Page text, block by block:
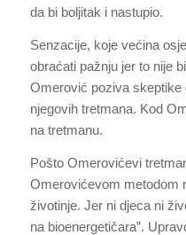
da bi boljitak i nastupio.
Senzacije, koje većina
obraćati pažnju jer to nije
Omerović poziva skeptike
njegovih tretmana. Kod
na tretmanu.
Pošto Omerovićevi
Omerovićevom metodom
životinje. Jer ni djeca ni
na bioenergetičara”.